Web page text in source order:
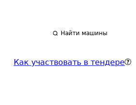
Найти машины
Как участвовать в тендере